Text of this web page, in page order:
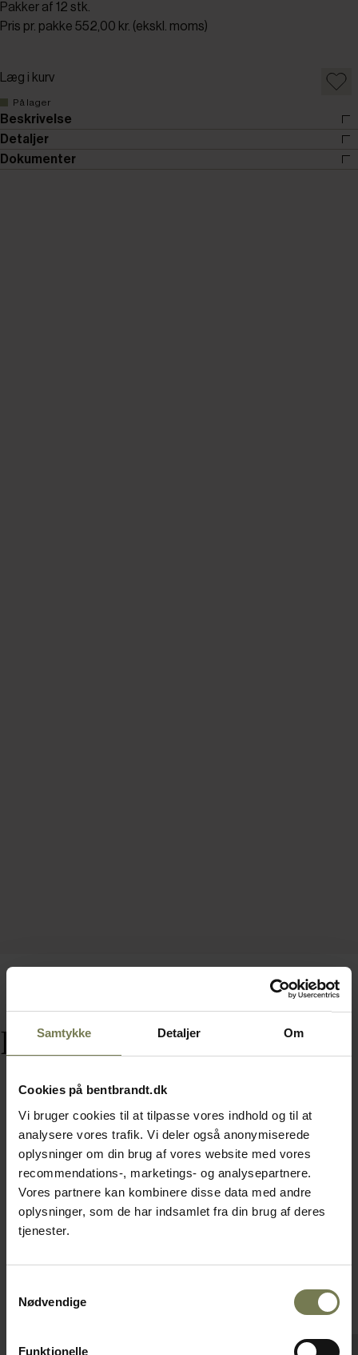
Samtykke Detaljer Om
Cookies på bentbrandt.dk
Vi bruger cookies til at tilpasse vores indhold og til at
analysere vores trafik. Vi deler også anonymiserede
oplysninger om din brug af vores website med vores
recommendations-, marketings- og analysepartnere.
Vores partnere kan kombinere disse data med andre
oplysninger, som de har indsamlet fra din brug af deres
tjenester.
Nødvendige
Funktionelle
Pakker af 12 stk.
Pris pr. pakke 552,00 kr. (ekskl. moms)
Læg i kurv
På lager
Beskrivelse
Detaljer
Dokumenter
Relaterede varer